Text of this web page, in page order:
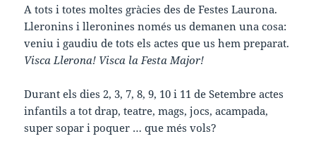
A tots i totes moltes gràcies des de Festes Laurona.
Lleronins i lleronines només us demanen una cosa:
veniu i gaudiu de tots els actes que us hem preparat.
Visca Llerona! Visca la Festa Major!
Durant els dies 2, 3, 7, 8, 9, 10 i 11 de Setembre actes
infantils a tot drap, teatre, mags, jocs, acampada,
super sopar i poquer … que més vols?